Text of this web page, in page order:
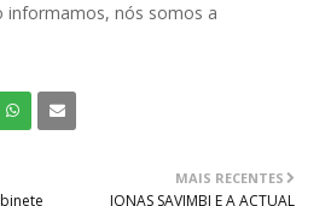
informamos, nós somos a
MAIS RECENTES
JONAS SAVIMBI E A ACTUAL